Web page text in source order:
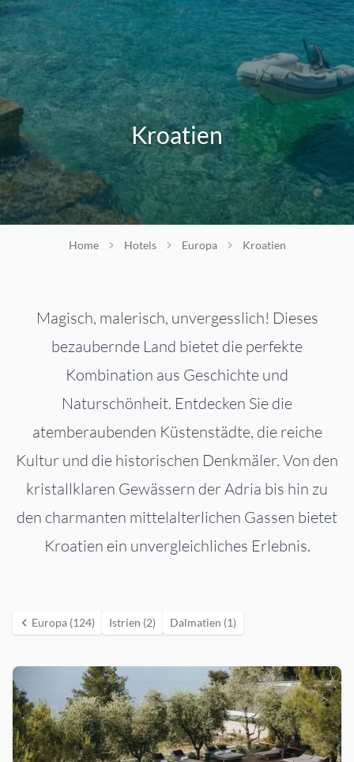
Kroatien
Home Hotels Europa Kroatien
Magisch, malerisch, unvergesslich! Dieses
bezaubernde Land bietet die perfekte
Kombination aus Geschichte und
Naturschönheit. Entdecken Sie die
atemberaubenden Küstenstädte, die reiche
Kultur und die historischen Denkmäler. Von den
kristallklaren Gewässern der Adria bis hin zu
den charmanten mittelalterlichen Gassen bietet
Kroatien ein unvergleichliches Erlebnis.
Europa (124) Istrien (2) Dalmatien (1)